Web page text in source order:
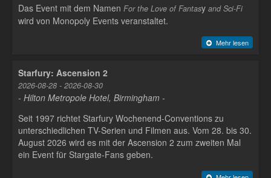
Das Event mit dem Namen For the Love of Fantasy and Sci-Fi
wird von Monopoly Events veranstaltet.
Mehr lesen
Starfury: Ascension 2
2026-08-28 - 2026-08-30
- Hilton Metropole Hotel, Birmingham -
Seit 1997 richtet Starfury Wochenend-Conventions zu
unterschiedlichen TV-Serien und Filmen aus. Vom 28. bis 30.
August 2026 wird es mit der Ascension 2 zum zweiten Mal
ein Event für Stargate-Fans geben.